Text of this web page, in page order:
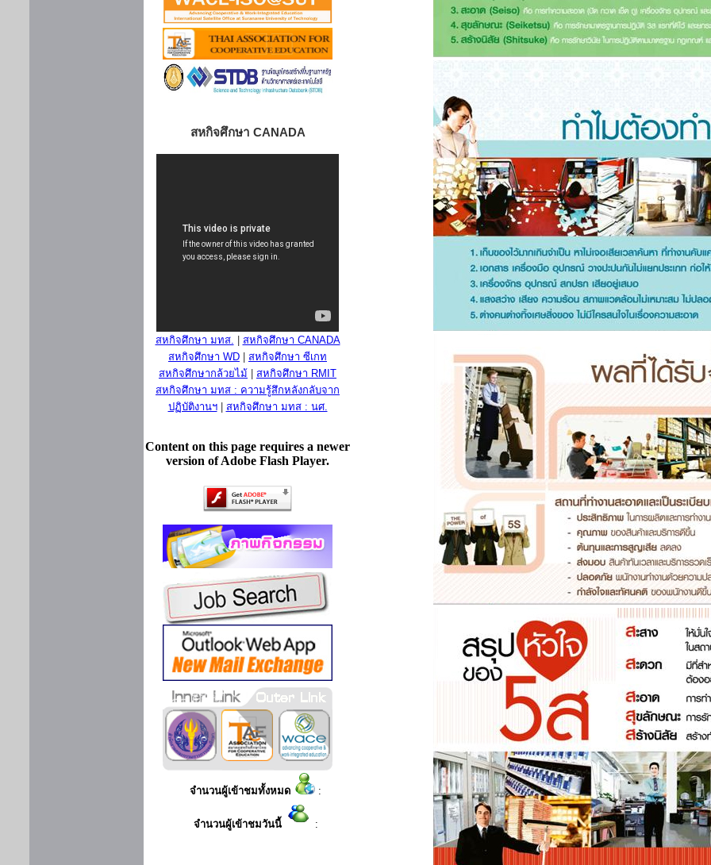
สหกิจศึกษา CANADA
สหกิจศึกษา มทส.
สหกิจศึกษา CANADA
สหกิจศึกษา WD
สหกิจศึกษา ซีเกท
สหกิจศึกษากล้วยไม้
สหกิจศึกษา RMIT
สหกิจศึกษา มทส : ความรู้สึกหลังกลับจาก
ปฏิบัติงานฯ| สหกิจศึกษา มทส : นศ.
Content on this page requires a newer
version of Adobe Flash Player.
จำนวนผู้เข้าชมทั้งหมด :
จำนวนผู้เข้าชมวันนี้ :